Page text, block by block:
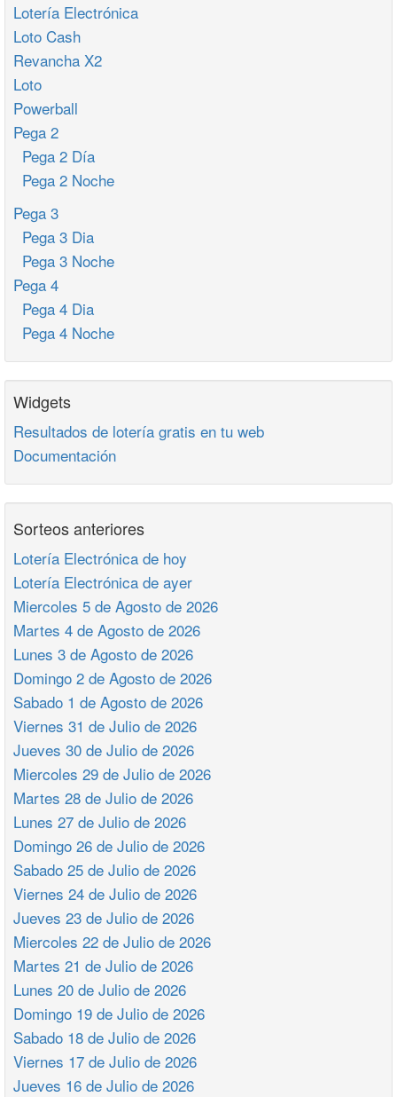
Lotería Electrónica
Loto Cash
Revancha X2
Loto
Powerball
Pega 2
Pega 2 Día
Pega 2 Noche
Pega 3
Pega 3 Dia
Pega 3 Noche
Pega 4
Pega 4 Dia
Pega 4 Noche
Widgets
Resultados de lotería gratis en tu web
Documentación
Sorteos anteriores
Lotería Electrónica de hoy
Lotería Electrónica de ayer
Miercoles 5 de Agosto de 2026
Martes 4 de Agosto de 2026
Lunes 3 de Agosto de 2026
Domingo 2 de Agosto de 2026
Sabado 1 de Agosto de 2026
Viernes 31 de Julio de 2026
Jueves 30 de Julio de 2026
Miercoles 29 de Julio de 2026
Martes 28 de Julio de 2026
Lunes 27 de Julio de 2026
Domingo 26 de Julio de 2026
Sabado 25 de Julio de 2026
Viernes 24 de Julio de 2026
Jueves 23 de Julio de 2026
Miercoles 22 de Julio de 2026
Martes 21 de Julio de 2026
Lunes 20 de Julio de 2026
Domingo 19 de Julio de 2026
Sabado 18 de Julio de 2026
Viernes 17 de Julio de 2026
Jueves 16 de Julio de 2026